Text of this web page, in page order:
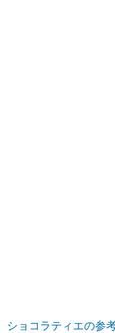
ショコラティエの参